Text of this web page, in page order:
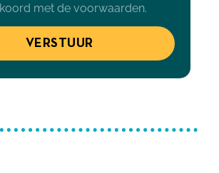
met de voorwaarden.
VERSTUUR